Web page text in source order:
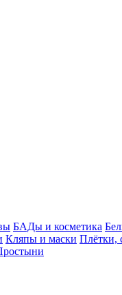
БАДы и косметика
Кляпы и маски Плётки,